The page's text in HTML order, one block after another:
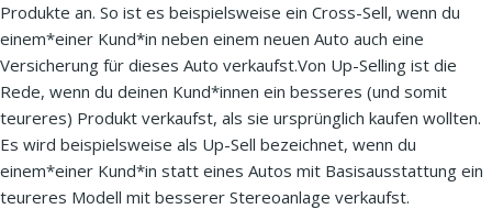
Produkte an. So ist es beispielsweise ein Cross-Sell, wenn du
einem*einer Kund*in neben einem neuen Auto auch eine
Versicherung für dieses Auto verkaufst.Von Up-Selling ist die
Rede, wenn du deinen Kund*innen ein besseres (und somit
teureres) Produkt verkaufst, als sie ursprünglich kaufen wollten.
Es wird beispielsweise als Up-Sell bezeichnet, wenn du
einem*einer Kund*in statt eines Autos mit Basisausstattung ein
teureres Modell mit besserer Stereoanlage verkaufst.